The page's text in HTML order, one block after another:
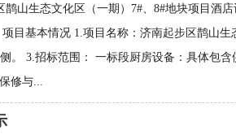
山生态文化区（一期）7#、8#地块项目酒
基本情况 1.项目名称：济南起步区鹊山
3.招标范围： 一标段厨房设备：具体包
修与...